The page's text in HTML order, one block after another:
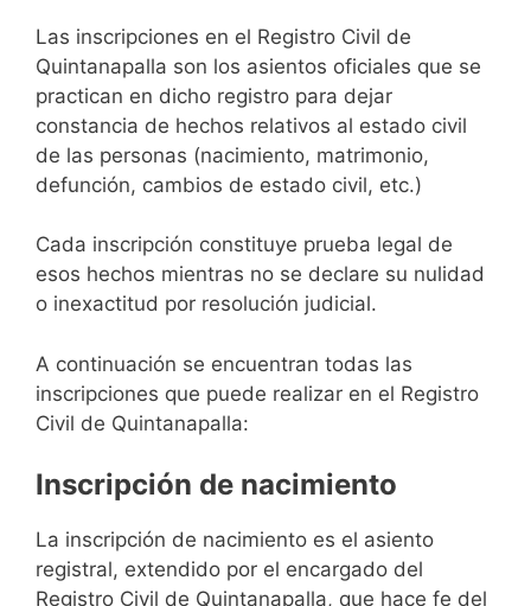
Las inscripciones en el Registro Civil de
Quintanapalla son los asientos oficiales que se
practican en dicho registro para dejar
constancia de hechos relativos al estado civil
de las personas (nacimiento, matrimonio,
defunción, cambios de estado civil, etc.)
Cada inscripción constituye prueba legal de
esos hechos mientras no se declare su nulidad
o inexactitud por resolución judicial.
A continuación se encuentran todas las
inscripciones que puede realizar en el Registro
Civil de Quintanapalla:
Inscripción de nacimiento
La inscripción de nacimiento es el asiento
registral, extendido por el encargado del
Registro Civil de Quintanapalla, que hace fe del